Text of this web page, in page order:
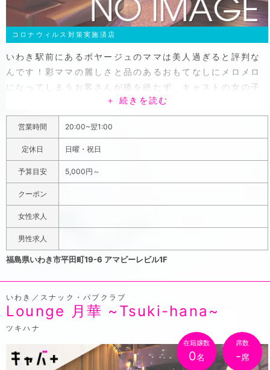
コロナウィルス対策実施済店
いわき駅前にあるボヤージュのママは美人過ぎると評判な
んです！彩ママの麗しさと品のあるおもてなしにメロメロ
になってしまうお客さんが後を絶たず、キャストの女の子
たちも美人揃いだからどの子と一緒に居ても心が満たされ
ます。サーモンピンクの椅子がアクセントの可愛らしい店
内は、センスを感じるオシャレな雰囲気。最近はスナック
ブームで若い世代のお客さんも急増中で、昔ながらのスナ
ックを想像していた方からイメージと違って過ごしやすい
と年齢関係なく喜んでもらえています。駅からスグのレン
ガ通りにあるから仕事帰りにフラッと1杯、2次会3次回に
も使いやすく、帰りもすぐ電車にのれるから時間を気にせ
ず楽しめます。カラオケの音響にこだわっているので、歌
好きの方はカラオケに行くよりも女の子とデュエットでき
るし断然気分が良いからついつい遊びに来てしまうでしょ
＋ 続きを読む
営業時間 20:00~翌1:00
定休日 日曜・祝日
予算目安 5,000円～
クーポン
女性求人
男性求人
福島県いわき市平田町19-6 アマビーレビル1F
いわき／スナック・パブクラブ
Lounge 月華 ~Tsuki-hana~
ツキハナ
在籍嬢数
0名
席数
-席